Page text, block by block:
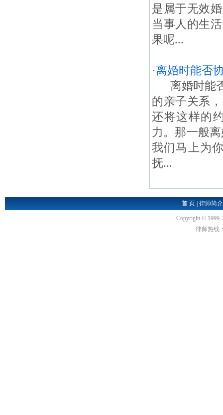
是属于无效
当事人的生
果呢...
·离婚时能否
离婚时能否
的亲子关系
还将这样的
力。那一般
我们马上为
抚...
首 页| 律师简介
Copyright ©
律师热线